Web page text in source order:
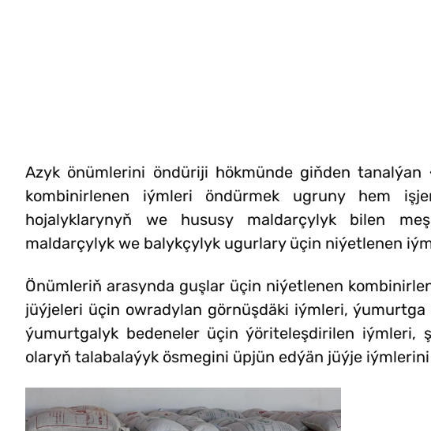
Azyk önümlerini öndüriji hökmünde giňden
kombinirlenen iýmleri öndürmek ugruny hem
hojalyklarynyň we hususy maldarçylyk bilen
maldarçylyk we balykçylyk ugurlary üçin niýetlenen
Önümleriň arasynda guşlar üçin niýetlenen
jüýjeleri üçin owradylan görnüşdäki iýmleri,
ýumurtgalyk bedeneler üçin ýöriteleşdirilen
olaryň talabalaýyk ösmegini üpjün edýän jüýje